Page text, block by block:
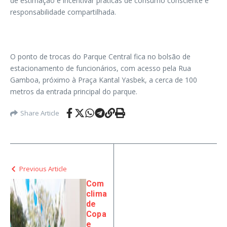
responsabilidade compartilhada.
O ponto de trocas do Parque Central fica no bolsão de
estacionamento de funcionários, com acesso pela Rua
Gamboa, próximo à Praça Kantal Yasbek, a cerca de 100
metros da entrada principal do parque.
Share Article
Previous Article
Com
clima
de
Copa
e